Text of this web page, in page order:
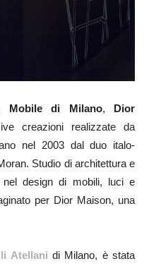
Mobile di Milano, Dior
creazioni realizzate da
nel 2003 dal duo italo-
Studio di architettura e
nel design di mobili, luci e
per Dior Maison, una
Atellani di Milano, è stata